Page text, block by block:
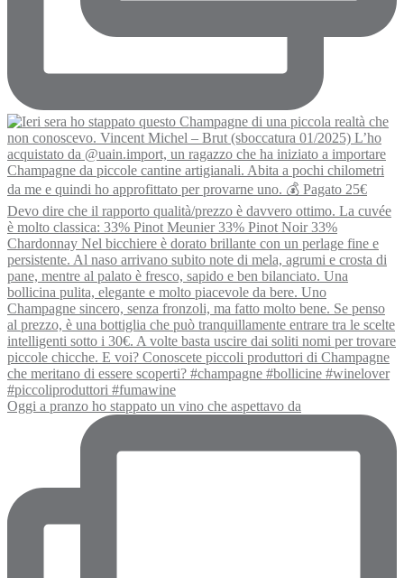
Oggi a pranzo ho stappato un vino che aspettavo da